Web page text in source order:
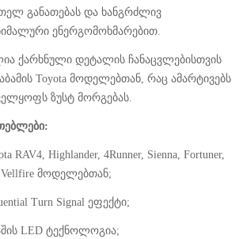
განათებას და ხანგრძლივ
ენერგომოხმარებით.
ქარხნული დეტალის ჩანაცვლებისთვის
Toyota მოდელებთან, რაც ამარტივებს
ზუსტ მორგებას.
RAV4, Highlander, 4Runner, Sienna, Fortuner,
Vellfire მოდელებთან;
Turn Signal ეფექტი;
LED ტექნოლოგია;